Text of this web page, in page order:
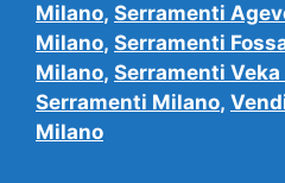
Milano, Serramenti
Milano, Serramenti
Milano, Serramenti
Serramenti Milano,
Milano